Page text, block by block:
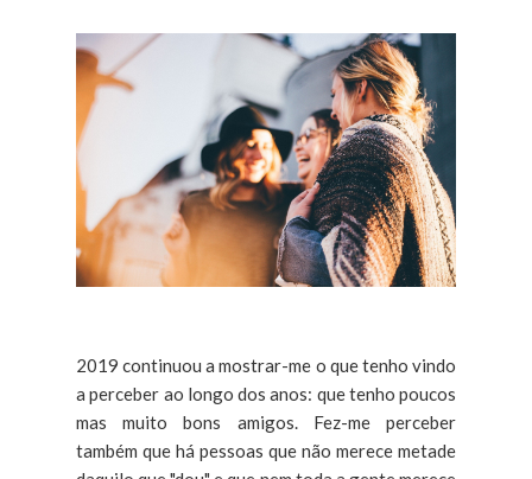
2019 continuou a mostrar-me o que tenho vindo
a perceber ao longo dos anos: que tenho poucos
mas muito bons amigos. Fez-me perceber
também que há pessoas que não merece metade